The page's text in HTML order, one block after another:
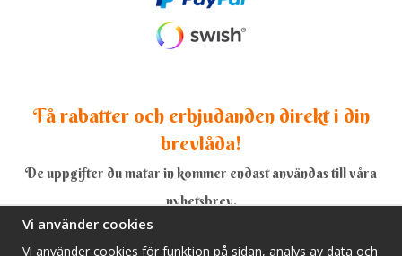
Få rabatter och erbjudanden direkt i din
brevlåda!
De uppgifter du matar in kommer endast användas till våra
nyhetsbrev.
Vi använder cookies
Vi använder cookies för funktion på sidan, analys av data och